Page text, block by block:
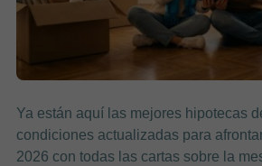
Ya están aquí las mejores hipotecas
condiciones actualizadas para
2026 con todas las cartas sobre la